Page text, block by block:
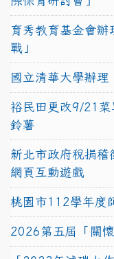
育秀教育基金會
戰」
國立清華大學辦理
裕民田更改9/21菜
鈴薯
新北市政府稅捐稽
網頁互動遊戲
桃園市112學年度
2026第五屆「關